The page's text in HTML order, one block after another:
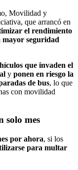
Movilidad y
que arrancó en
el rendimiento
mayor seguridad
que invaden el
y ponen en riesgo la
de bus, lo que
con movilidad
solo mes
por ahora, si los
para multar